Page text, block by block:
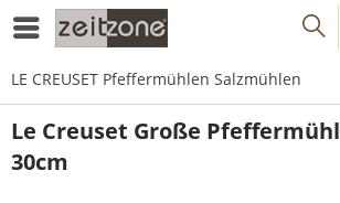
LE CREUSET Pfeffermühlen Salzmühlen
Le Creuset Große
30cm